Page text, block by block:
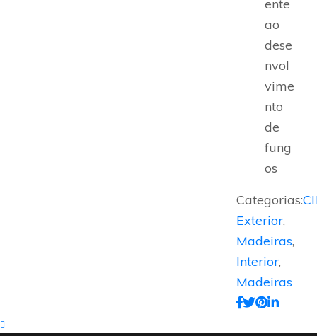
ente
ao
dese
nvol
vime
nto
de
fung
os
Categorias:
Exterior,
Madeiras,
Interior,
Madeiras